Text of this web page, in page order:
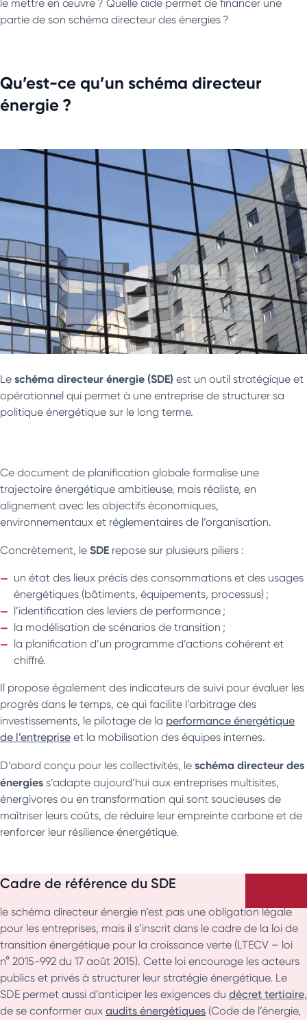
le mettre en œuvre ? Quelle aide permet de financer une
partie de son schéma directeur des énergies ?
Qu’est-ce qu’un schéma directeur
énergie ?
Le schéma directeur énergie (SDE) est un outil stratégique et
opérationnel qui permet à une entreprise de structurer sa
politique énergétique sur le long terme.
Ce document de planification globale formalise une
trajectoire énergétique ambitieuse, mais réaliste, en
alignement avec les objectifs économiques,
environnementaux et réglementaires de l’organisation.
Concrètement, le SDE repose sur plusieurs piliers :
un état des lieux précis des consommations et des usages
énergétiques (bâtiments, équipements, processus) ;
l’identification des leviers de performance ;
la modélisation de scénarios de transition ;
la planification d’un programme d’actions cohérent et
chiffré.
Il propose également des indicateurs de suivi pour évaluer les
progrès dans le temps, ce qui facilite l’arbitrage des
investissements, le pilotage de la performance énergétique
de l’entreprise et la mobilisation des équipes internes.
D’abord conçu pour les collectivités, le schéma directeur des
énergies s’adapte aujourd’hui aux entreprises multisites,
énergivores ou en transformation qui sont soucieuses de
maîtriser leurs coûts, de réduire leur empreinte carbone et de
renforcer leur résilience énergétique.
Cadre de référence du SDE
le schéma directeur énergie n’est pas une obligation légale
pour les entreprises, mais il s’inscrit dans le cadre de la loi de
transition énergétique pour la croissance verte (LTECV – loi
n° 2015-992 du 17 août 2015). Cette loi encourage les acteurs
publics et privés à structurer leur stratégie énergétique. Le
SDE permet aussi d’anticiper les exigences du décret tertiaire,
de se conformer aux audits énergétiques (Code de l’énergie,